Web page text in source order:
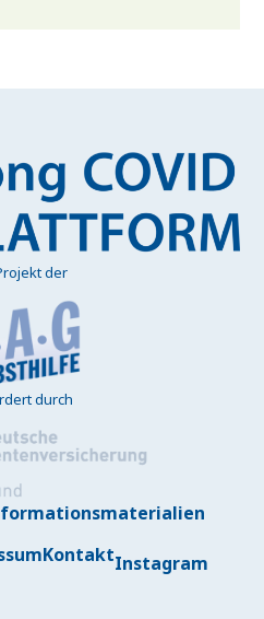
der
durch
KontaktInstagram